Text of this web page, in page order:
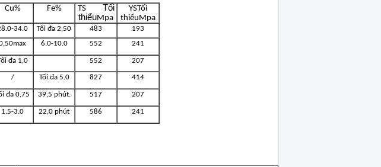
Cu% Fe% TS
Tối
thiểuMpa
YSTối
thiểuMpa
34.0 Tối đa 2,50 483
193
6.0-10.0 552 241
đa 1,0 552 207
/ Tối đa 5.0 827 414
đa 0,75 39,5 phút. 517 207
1.5-3.0 22,0 phút 586 241